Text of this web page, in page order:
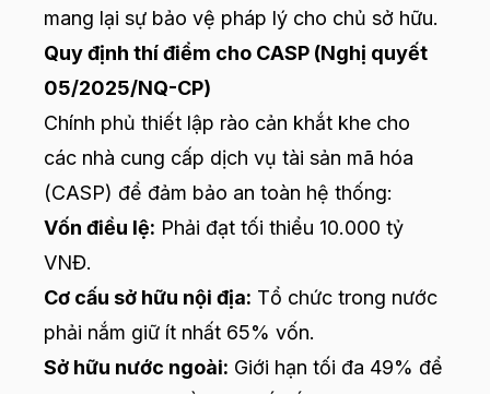
mang lại sự bảo vệ pháp lý cho chủ sở hữu.
Quy định thí điểm cho CASP (Nghị quyết
05/2025/NQ-CP)
Chính phủ thiết lập rào cản khắt khe cho
các nhà cung cấp dịch vụ tài sản mã hóa
(CASP) để đảm bảo an toàn hệ thống:
Vốn điều lệ: Phải đạt tối thiểu 10.000 tỷ
VNĐ.
Cơ cấu sở hữu nội địa: Tổ chức trong nước
phải nắm giữ ít nhất 65% vốn.
Sở hữu nước ngoài: Giới hạn tối đa 49% để